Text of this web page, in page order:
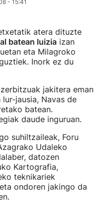
- 15:41
atera dituzte
batean luizia izan
eta Milagroko
Inork ez du
jakitera eman
jausia, Navas de
batean.
daude inguruan.
suhiltzaileak, Foru
Udaleko
datozen
Kartografia,
teknikariek
ondoren jakingo da